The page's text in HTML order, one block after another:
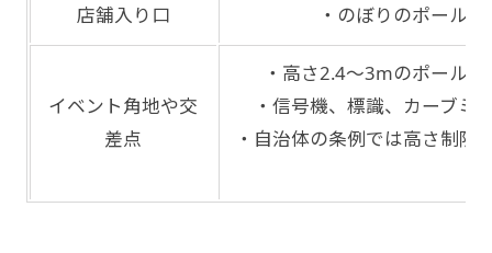
店舗入り口 ・のぼりのポール
イベント角地や交
差点
・高さ2.4～3mのポール
・信号機、標識、カーブミ
・自治体の条例では高さ制限